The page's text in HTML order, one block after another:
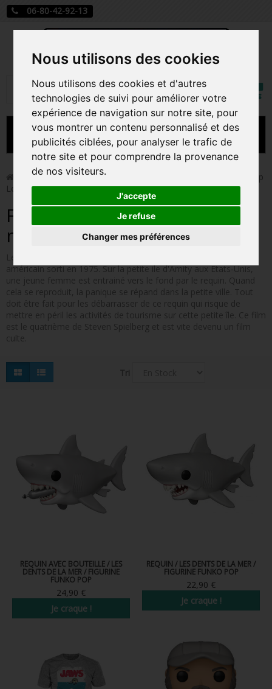
Nous utilisons des cookies
Nous utilisons des cookies et d'autres
technologies de suivi pour améliorer votre
expérience de navigation sur notre site, pour
vous montrer un contenu personnalisé et des
publicités ciblées, pour analyser le trafic de
notre site et pour comprendre la provenance
de nos visiteurs.
J'accepte
Je refuse
Changer mes préférences
06-80-42-92-13
Rechercher
Mon
MENU
CARTE A JOUER
PRÉCOMMANDE FIGURINES POP
FIGURINES POP MANGA
FIGURINES POP DISNEY
FIGURINES POP MARVEL
FIGURINES POP MUSIQUE
FIGURINES POP SÉRIE TV
FIGURINES POP AUTRES FILMS
FIGURINES POP SPORTS
FIGURINES POP ANIME
FIGURINES POP STRANGER THINGS
FIGURINES POP SEIGNEUR DES ANNEAUX
FIGURINES POP DC COMICS
FIGURINE POP ROYALS FAMILY
FIGURINE POP RETRO TOYS
POP PROTECTION
PORTE-CLÉS POCKET POP
Funko Pop! > Figurines Pop Autres Films
Figurines Pop
Les dents de la mer
Figurines Pop Les dents de la
mer
Les dents de la Mer (Jaws en VO) est un célèbre film d'horreur
américain sorti en 1975. Sur la petite ile d'Amity aux Etats-Unis,
une jeune femme est entrainé vers le fond par le requin. Quand
cela se reproduit, la panique se répand dans la petite ville. Tout
doit être fait pour les débarrasser de ce requin qui risque de
mettre en péril les activités de tourisme sur cette petite île. Ce film
est le quatrième de Steven Spielberg et est vite devenu un film
culte.
REQUIN AVEC BOUTEILLE / LES
DENTS DE LA MER / FIGURINE
FUNKO POP
24,90 €
Je craque !
REQUIN / LES DENTS DE LA MER /
FIGURINE FUNKO POP
22,90 €
Je craque !